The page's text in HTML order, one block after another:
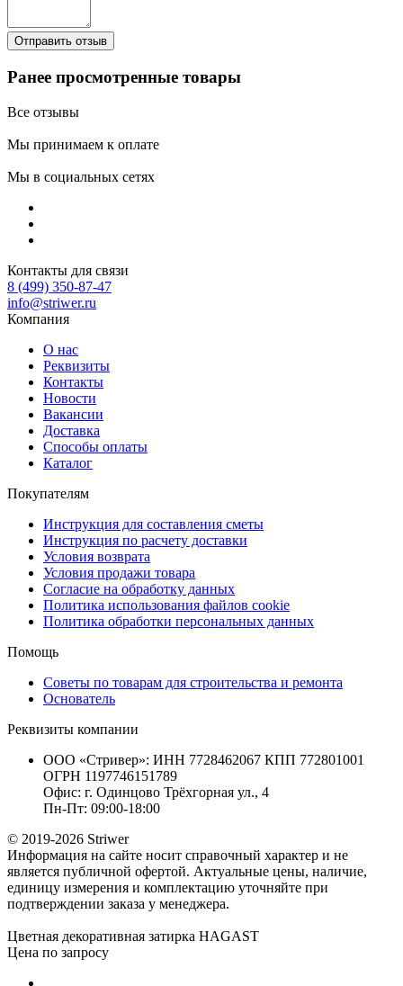
Ранее просмотренные товары
Все отзывы
Мы принимаем к оплате
Мы в социальных сетях
Контакты для связи
8 (499) 350-87-47
info@striwer.ru
Компания
О нас
Реквизиты
Контакты
Новости
Вакансии
Доставка
Способы оплаты
Каталог
Покупателям
Инструкция для составления сметы
Инструкция по расчету доставки
Условия возврата
Условия продажи товара
Согласие на обработку данных
Политика использования файлов cookie
Политика обработки персональных данных
Помощь
Советы по товарам для строительства и ремонта
Основатель
Реквизиты компании
ООО «Стривер»: ИНН 7728462067 КПП 772801001
ОГРН 1197746151789
Офис: г. Одинцово Трёхгорная ул., 4
Пн-Пт: 09:00-18:00
© 2019-2026 Striwer
Информация на сайте носит справочный характер и не
является публичной офертой. Актуальные цены, наличие,
единицу измерения и комплектацию уточняйте при
подтверждении заказа у менеджера.
Цветная декоративная затирка HAGAST
Цена по запросу